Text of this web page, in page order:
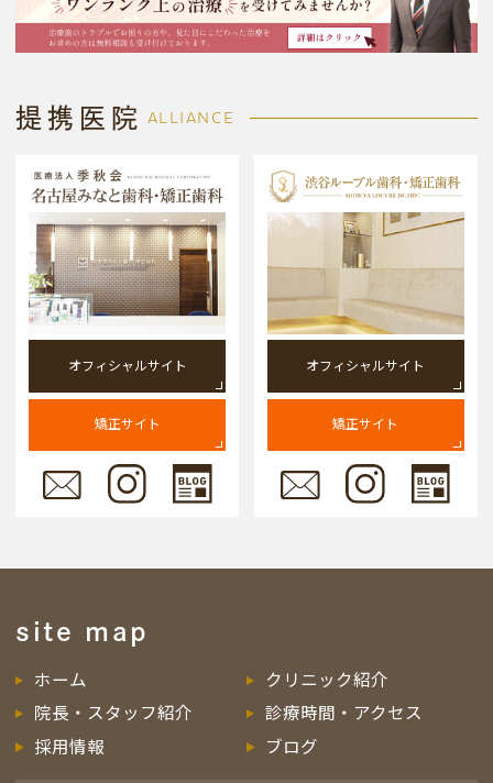
提携医院 ALLIANCE
オフィシャルサイト
矯正サイト
オフィシャルサイト
矯正サイト
site map
ホーム
クリニック紹介
院長・スタッフ紹介
診療時間・アクセス
採用情報
ブログ